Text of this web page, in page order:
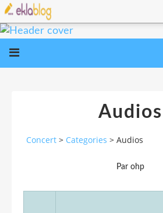
Audios
Concert > Categories > Audios
Par ohp